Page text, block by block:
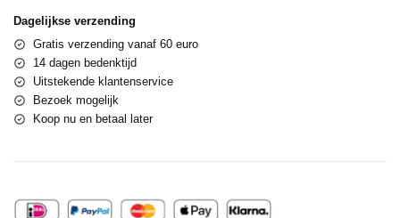
Dagelijkse verzending
Gratis verzending vanaf 60 euro
14 dagen bedenktijd
Uitstekende klantenservice
Bezoek mogelijk
Koop nu en betaal later